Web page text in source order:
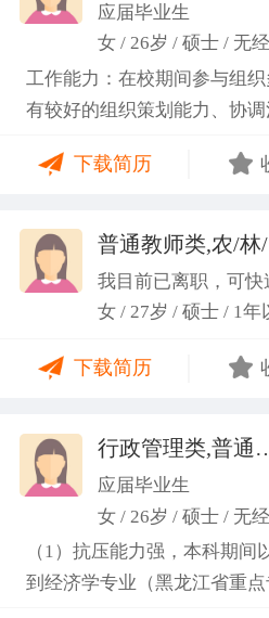
应届毕业生
女 / 26岁 / 硕士 / 无
工作能力：在校期间参与组
有较好的组织策划能力、协
务； 学习能力：有清晰的自
做事认真细心，具有较强的
良好的职业操 守和团队协作精
下载简历
我目前已离职，可快
女 / 27岁 / 硕士 / 1年
下载简历
行政管理
应届毕业生
女 / 26岁 / 硕士 / 无
（1）抗压能力强，本科期
到经济学专业（黑龙江省重